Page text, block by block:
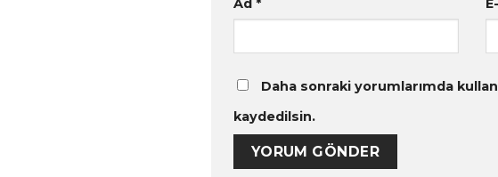
Daha sonraki yorumlarımda
kaydedilsin.